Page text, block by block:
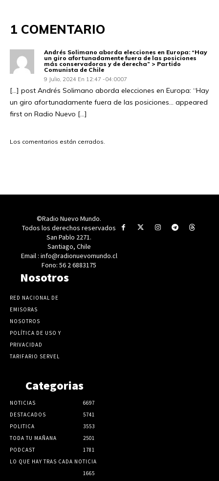
1 COMENTARIO
Andrés Solimano aborda elecciones en Europa: “Hay
un giro afortunadamente fuera de las posiciones
más conservadoras y de derecha” > Partido
Comunista de Chile
9 Julio, 2024 En 12:47 -04:0007
[…] post Andrés Solimano aborda elecciones en Europa: “Hay
un giro afortunadamente fuera de las posiciones… appeared
first on Radio Nuevo […]
Los comentarios están cerrados.
©Radio Nuevo Mundo.
Todos los derechos reservados
San Pablo 2271.
Santiago, Chile
Email : info@radionuevomundo.cl
Fono: 56 2 6883175
Nosotros
RED NACIONAL DE
EMISORAS
NOSOTROS
POLÍTICA DE USO Y
PRIVACIDAD
TARIFARIO SERVEL
Categorias
NOTICIAS
6697
DESTACADOS
5741
POLITICA
3553
TODA TU MAÑANA
2501
PODCAST
1781
LO QUE HAY TRAS CADA NOTICIA
1665